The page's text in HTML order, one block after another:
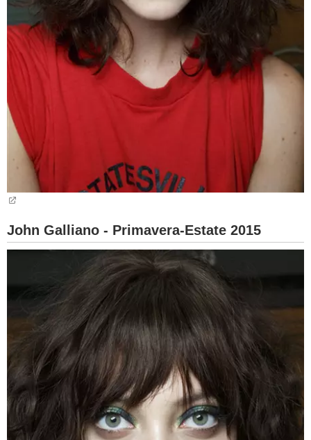
John Galliano - Primavera-Estate 2015